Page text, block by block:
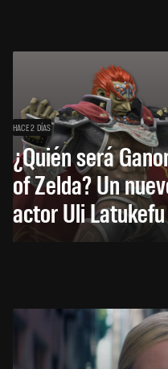
HACE 2 DÍAS
¿Quién será
of Zelda? Un
actor Uli Latukefu